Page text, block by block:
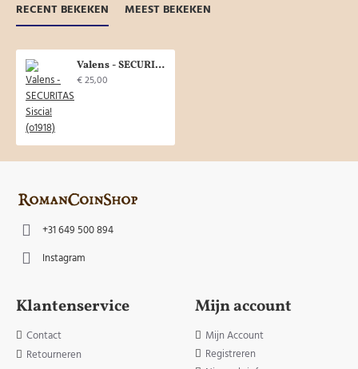
RECENT BEKEKEN MEEST BEKEKEN
Valens - SECURITAS Siscia! (o1918)
€ 25,00
+31 649 500 894
Instagram
Klantenservice
Contact
Retourneren
Mijn account
Mijn Account
Registreren